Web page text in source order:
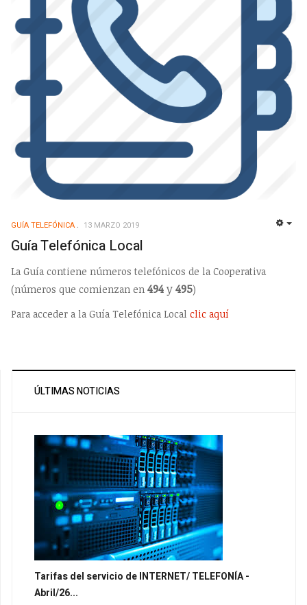
GUÍA TELEFÓNICA 13 MARZO 2019
Guía Telefónica Local
La Guía contiene números telefónicos de la Cooperativa
(números que comienzan en 494y495)
Para acceder a la Guía Telefónica Local clic aquí
ÚLTIMAS NOTICIAS
Tarifas del servicio de INTERNET/ TELEFONÍA -
Abril/26...